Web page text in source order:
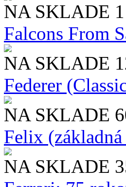
NA SKLADE
Falcons From
NA SKLADE
Federer
NA SKLADE
Felix
NA SKLADE